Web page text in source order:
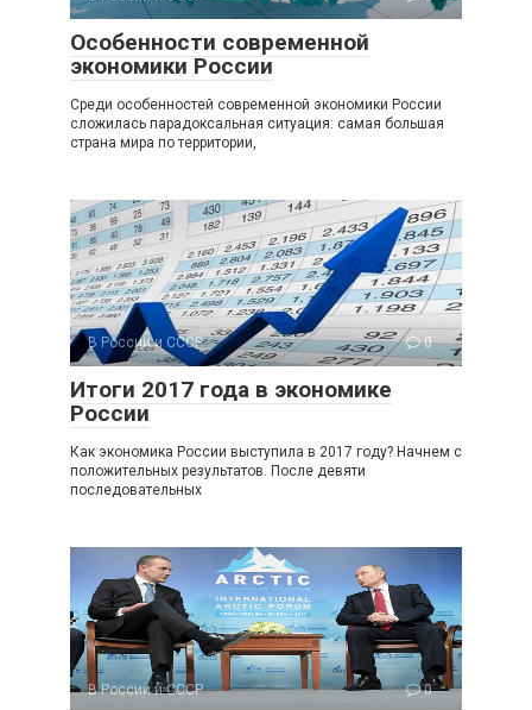
Особенности современной
экономики России
Среди особенностей современной экономики России
сложилась парадоксальная ситуация: самая большая
страна мира по территории,
В России и СССР 0
Итоги 2017 года в экономике
России
Как экономика России выступила в 2017 году? Начнем с
положительных результатов. После девяти
последовательных
В России и СССР 0